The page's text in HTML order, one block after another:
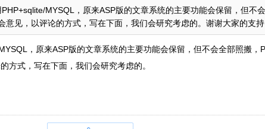
MYSQL，原来ASP版的文章系统的主要功能会保留，但不
见，以评论的方式，写在下面，我们会研究考虑的。谢谢大家的支持
，原来ASP版的文章系统的主要功能会保留，但不会全部照搬，
方式，写在下面，我们会研究考虑的。